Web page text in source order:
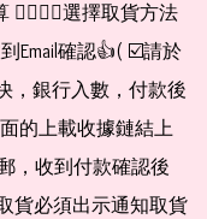
選擇取貨方法
Email確認👍( ☑️請於
，銀行入數，付款後
的上載收據鏈結上
，收到付款確認後
貨必須出示通知取貨